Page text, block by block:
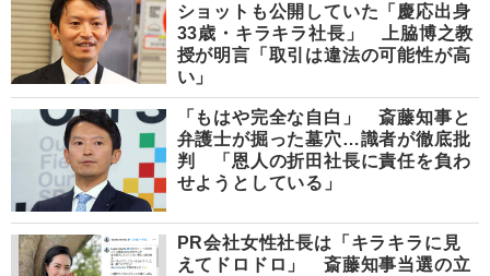
ショットも公開していた「慶応出身
33歳・キラキラ社長」 上脇博之教
授が明言「取引は違法の可能性が高
い」
「もはや完全な自白」 斎藤知事と
弁護士が掘った墓穴…識者が徹底批
判 「恩人の折田社長に責任を負わ
せようとしている」
PR会社女性社長は「キラキラに見
えてドロドロ」 斎藤知事当選の立